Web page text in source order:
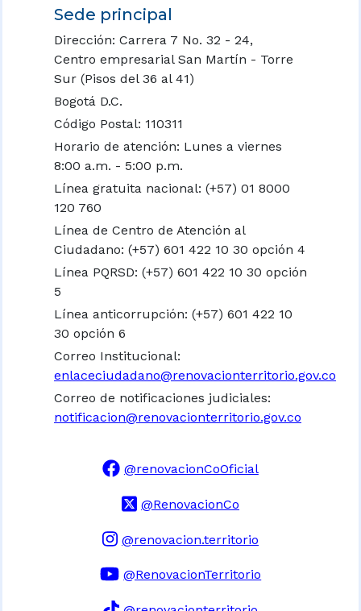
Sede principal
Dirección: Carrera 7 No. 32 - 24,
Centro empresarial San Martín - Torre
Sur (Pisos del 36 al 41)
Bogotá D.C.
Código Postal: 110311
Horario de atención: Lunes a viernes
8:00 a.m. - 5:00 p.m.
Línea gratuita nacional: (+57) 01 8000
120 760
Línea de Centro de Atención al
Ciudadano: (+57) 601 422 10 30 opción 4
Línea PQRSD: (+57) 601 422 10 30 opción
5
Línea anticorrupción: (+57) 601 422 10
30 opción 6
Correo Institucional:
enlaceciudadano@renovacionterritorio.gov.co
Correo de notificaciones judiciales:
notificacion@renovacionterritorio.gov.co
@renovacionCoOficial
@RenovacionCo
@renovacion.territorio
@RenovacionTerritorio